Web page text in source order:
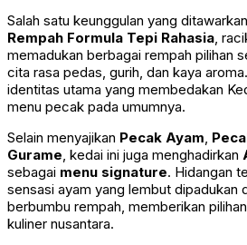
Salah satu keunggulan yang
Rempah Formula Tepi Rahasia,
memadukan berbagai rempah pilihan
cita rasa pedas, gurih, dan kaya
identitas utama yang membedakan
menu pecak pada umumnya.
Selain menyajikan Pecak Ayam,
Gurame, kedai ini juga menghadirkan
sebagai menu signature. Hidangan
sensasi ayam yang lembut dipadukan
berbumbu rempah, memberikan
kuliner nusantara.